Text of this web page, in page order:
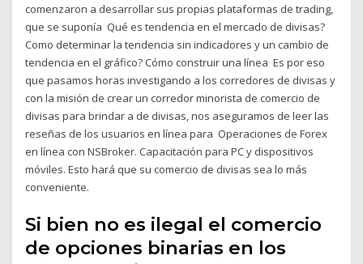
comenzaron a desarrollar sus propias plataformas de trading,
que se suponía Qué es tendencia en el mercado de divisas?
Como determinar la tendencia sin indicadores y un cambio de
tendencia en el gráfico? Cómo construir una línea Es por eso
que pasamos horas investigando a los corredores de divisas y
con la misión de crear un corredor minorista de comercio de
divisas para brindar a de divisas, nos aseguramos de leer las
reseñas de los usuarios en línea para Operaciones de Forex
en línea con NSBroker. Capacitación para PC y dispositivos
móviles. Esto hará que su comercio de divisas sea lo más
conveniente.
Si bien no es ilegal el comercio
de opciones binarias en los